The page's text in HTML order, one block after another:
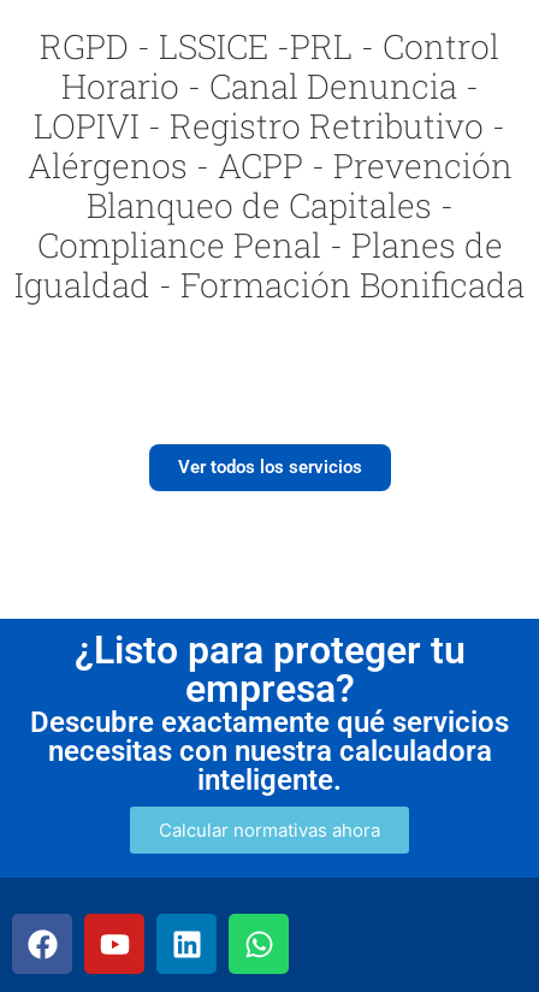
RGPD - LSSICE -PRL - Control
Horario - Canal Denuncia -
LOPIVI - Registro Retributivo -
Alérgenos - ACPP - Prevención
Blanqueo de Capitales -
Compliance Penal - Planes de
Igualdad - Formación Bonificada
Ver todos los servicios
¿Listo para proteger tu
empresa?
Descubre exactamente qué servicios
necesitas con nuestra calculadora
inteligente.
Calcular normativas ahora